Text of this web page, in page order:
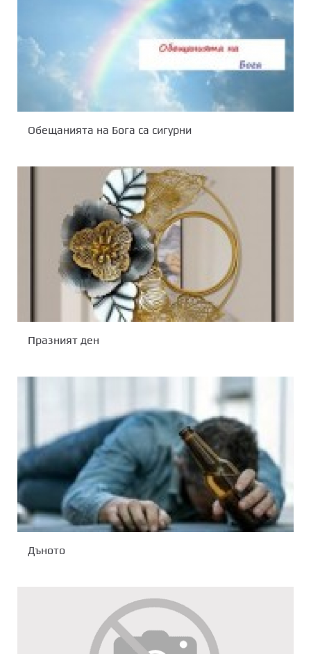
Обещанията на Бога са сигурни
Празният ден
Дъното